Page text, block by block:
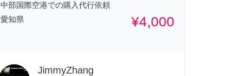
中部国際空港での購入代行依頼
愛知県
¥4,000
JimmyZhang